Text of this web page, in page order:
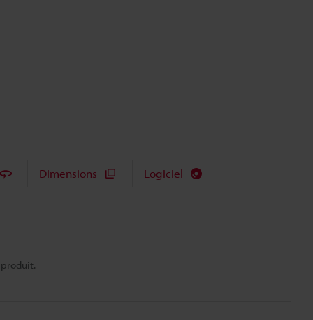
Dimensions Logiciel